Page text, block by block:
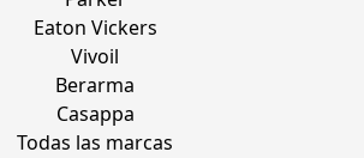
Eaton Vickers
Vivoil
Berarma
Casappa
Todas las marcas